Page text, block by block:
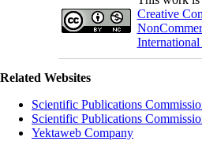
Creative
Related Websites
Scientific Publications
Scientific Publications
Yektaweb Company